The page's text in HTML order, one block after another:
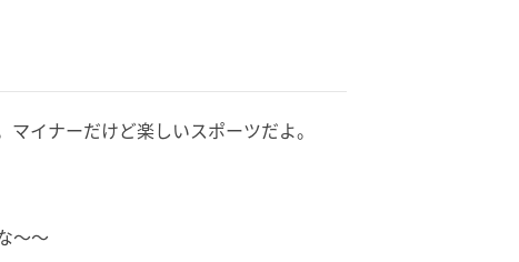
イナーだけど楽しいスポーツだよ。
～～